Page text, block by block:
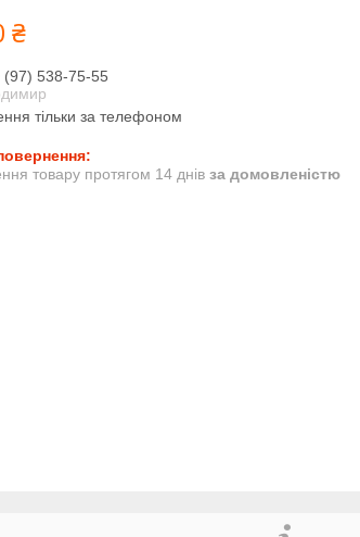
₴
(97) 538-75-55
тільки за телефоном
товару протягом 14 днів за домовленістю